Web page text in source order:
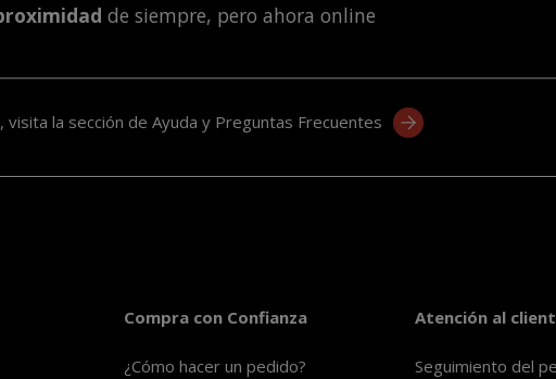
de siempre, pero ahora online
visita la sección de Ayuda y Preguntas Frecuentes
Compra con Confianza
¿Cómo hacer un pedido?
Atención al
Seguimiento del